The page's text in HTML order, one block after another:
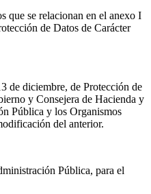
que se relacionan en el anexo I
de Datos de Carácter
de diciembre, de Protección de
y Consejera de Hacienda y
Pública y los Organismos
del anterior.
Pública, para el